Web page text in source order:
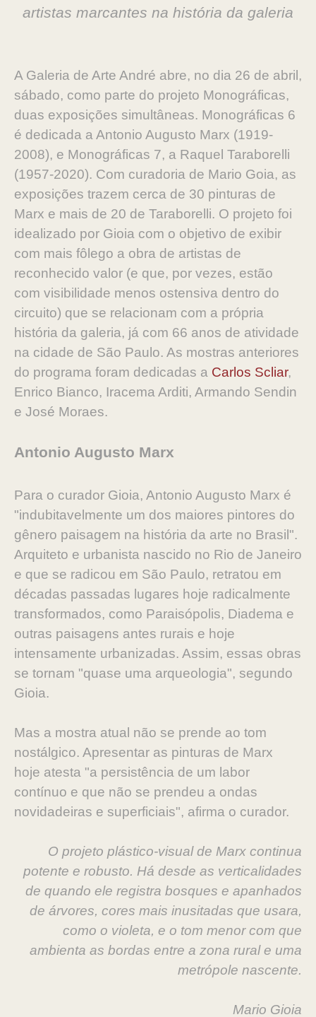
artistas marcantes na história da galeria
A Galeria de Arte André abre, no dia 26 de abril,
sábado, como parte do projeto Monográficas,
duas exposições simultâneas. Monográficas 6
é dedicada a Antonio Augusto Marx (1919-
2008), e Monográficas 7, a Raquel Taraborelli
(1957-2020). Com curadoria de Mario Goia, as
exposições trazem cerca de 30 pinturas de
Marx e mais de 20 de Taraborelli. O projeto foi
idealizado por Gioia com o objetivo de exibir
com mais fôlego a obra de artistas de
reconhecido valor (e que, por vezes, estão
com visibilidade menos ostensiva dentro do
circuito) que se relacionam com a própria
história da galeria, já com 66 anos de atividade
na cidade de São Paulo. As mostras anteriores
do programa foram dedicadas a Carlos Scliar,
Enrico Bianco, Iracema Arditi, Armando Sendin
e José Moraes.
Antonio Augusto Marx
Para o curador Gioia, Antonio Augusto Marx é
"indubitavelmente um dos maiores pintores do
gênero paisagem na história da arte no Brasil".
Arquiteto e urbanista nascido no Rio de Janeiro
e que se radicou em São Paulo, retratou em
décadas passadas lugares hoje radicalmente
transformados, como Paraisópolis, Diadema e
outras paisagens antes rurais e hoje
intensamente urbanizadas. Assim, essas obras
se tornam "quase uma arqueologia", segundo
Gioia.
Mas a mostra atual não se prende ao tom
nostálgico. Apresentar as pinturas de Marx
hoje atesta "a persistência de um labor
contínuo e que não se prendeu a ondas
novidadeiras e superficiais", afirma o curador.
O projeto plástico-visual de Marx continua
potente e robusto. Há desde as verticalidades
de quando ele registra bosques e apanhados
de árvores, cores mais inusitadas que usara,
como o violeta, e o tom menor com que
ambienta as bordas entre a zona rural e uma
metrópole nascente.
Mario Gioia